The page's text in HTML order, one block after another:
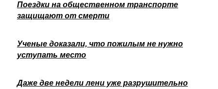
Поездки на общественном транспорте
защищают от смерти
Ученые доказали, что пожилым не нужно
уступать место
Даже две недели лени уже разрушительно